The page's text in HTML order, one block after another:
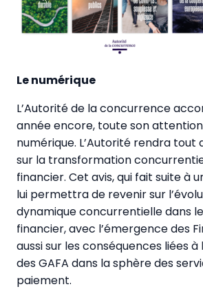
Le numérique
L’Autorité de la concurrence
année encore, toute son
numérique. L’Autorité rendra tout
sur la transformation
financier. Cet avis, qui fait suite à
lui permettra de revenir sur
dynamique concurrentielle dans
financier, avec l’émergence des
aussi sur les conséquences liées à
des GAFA dans la sphère des
paiement.